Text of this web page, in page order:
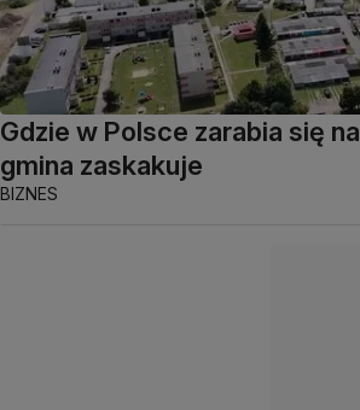
Gdzie w Polsce zarabia się
gmina zaskakuje
BIZNES